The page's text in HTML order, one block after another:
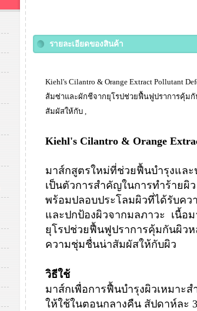
รายละเอียดของสินค้า
Kiehl's Cilantro & Orange Extract Pollutant
ส้มซ่าและผักชีจากยุโรปช่วยฟื้นฟูปราการคุ้ม
สัมผัสให้กับ ,
Kiehl's Cilantro & Orange
มาส์กสูตรใหม่ที่ช่วยฟื้นบำรุงแล
เป็นตัวการสำคัญในการทำร้ายผิ
พร้อมปลอบประโลมผิวที่ได้รับคว
และปกป้องผิวจากมลภาวะ เนื้อ
ยุโรปช่วยฟื้นฟูปราการคุ้มกันผิว
ความชุ่มชื่นน่าสัมผัสให้กับผิว
วิธีใช้
มาส์กเพื่อการฟื้นบำรุงผิวเหมาะ
ให้ใช้ในตอนกลางคืน สัปดาห์ละ